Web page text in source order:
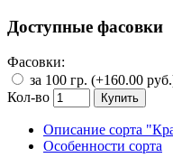
Доступные фасовки
Фасовки:
за 100 гр. (+160.00
Кол-во
Купить
Описание сорта
Особенности сорта